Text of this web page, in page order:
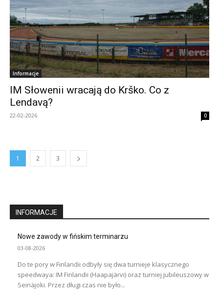
Informacje
IM Słowenii wracają do Krško. Co z
Lendavą?
22-02-2026 0
1 2 3
INFORMACJE
Nowe zawody w fińskim terminarzu
03-08-2026
Do te pory w Finlandii odbyły się dwa turnieje klasycznego
speedwaya: IM Finlandii (Haapajärvi) oraz turniej jubileuszowy w
Seinäjoki. Przez długi czas nie było...